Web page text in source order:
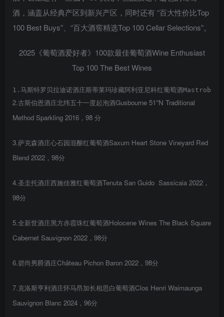
酒，涵盖从经典产区到新兴产区，同时还有 “百大性价比Top
100 Best Buys”、“百大酒窖精选Top 100 Cellar Selections”。
2025《葡萄酒爱好者》100款最佳葡萄酒Wine Enthusiast
Top 100 The Best Wines
1.马斯特罗贝拉迪诺酒庄斯蒂莱玛珍藏阿利亚尼科红葡萄酒
2.古斯伯恩酒庄北纬五十一度起泡酒Gusbourne 51°N Traditional
Method Sparkling 2016，98 分
3.萨克森酒庄心石园混酿红葡萄酒Saxum Heart Stone Vineyard Red
Blend 2022，98分
4.圣圭托酒庄西施佳雅红葡萄酒Tenuta San Guido Sassicaia 2022，
98分
5.全新世酒庄黑方赤霞珠红葡萄酒Holocene Wines The Black Square
Cabernet Sauvignon 2022，98分
6.碧尚男爵酒庄Château Pichon Baron 2022，98分
7.克洛斯亨利酒庄怀马昂加长相思白葡萄酒Clos Henri Waimaunga
Sauvignon Blanc 2024，96分